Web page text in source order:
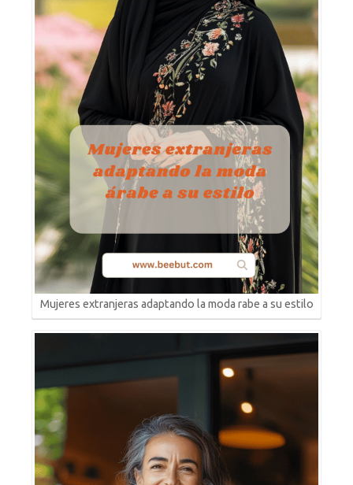
Mujeres extranjeras adaptando la moda rabe a su estilo